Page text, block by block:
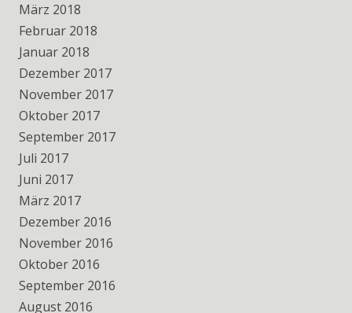
März 2018
Februar 2018
Januar 2018
Dezember 2017
November 2017
Oktober 2017
September 2017
Juli 2017
Juni 2017
März 2017
Dezember 2016
November 2016
Oktober 2016
September 2016
August 2016